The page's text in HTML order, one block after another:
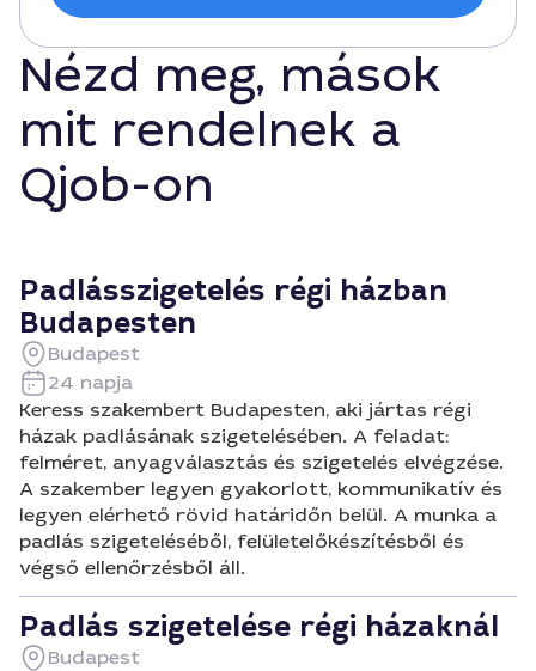
Nézd meg, mások
mit rendelnek a
Qjob-on
Padlásszigetelés régi házban
Budapesten
Budapest
24 napja
Keress szakembert Budapesten, aki jártas régi
házak padlásának szigetelésében. A feladat:
felméret, anyagválasztás és szigetelés elvégzése.
A szakember legyen gyakorlott, kommunikatív és
legyen elérhető rövid határidőn belül. A munka a
padlás szigeteléséből, felületelőkészítésből és
végső ellenőrzésből áll.
Padlás szigetelése régi házaknál
Budapest